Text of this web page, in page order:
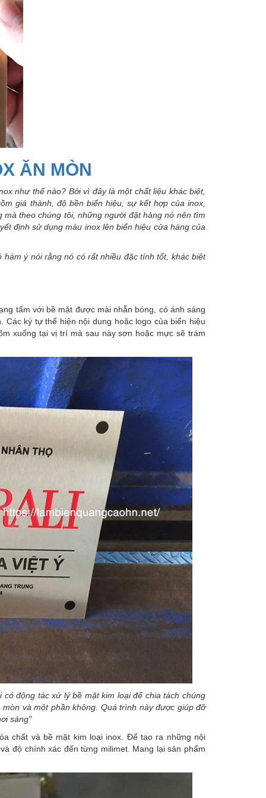
ĂN MÒN
như thế nào? Bởi vì đây là một chất liệu khác biệt,
giá thành, độ bền biển hiệu, sự kết hợp của inox,
theo chúng tôi, những người đặt hàng nó nên tìm
định sử dụng màu inox lên biển hiệu cửa hàng của
ý nói rằng nó có rất nhiều đặc tính tốt, khác biệt
tấm với bề mặt được mài nhẵn bóng, có ánh sáng
ký tự thể hiện nội dung hoặc logo của biển hiệu
xuống tại vị trí mà sau này sơn hoặc mực sẽ trám
động tác xử lý bề mặt kim loại để chia tách chúng
và một phần không. Quá trình này được giúp đỡ
sáng"
chất và bề mặt kim loại inox. Để tạo ra những nội
độ chính xác đến từng milimet. Mang lại sản phẩm